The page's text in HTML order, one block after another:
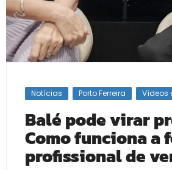
Notícias Porto Ferreira Vídeos
Balé pode virar
Como funciona a
profissional de